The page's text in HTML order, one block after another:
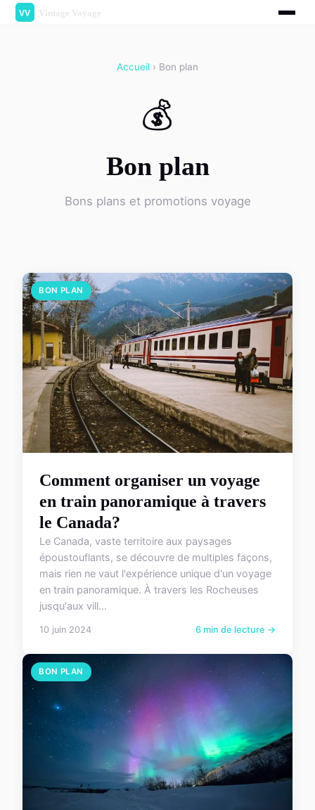
Accueil › Bon plan
💰
Bon plan
Bons plans et promotions voyage
BON PLAN
Comment organiser un voyage
en train panoramique à travers
le Canada?
Le Canada, vaste territoire aux paysages
époustouflants, se découvre de multiples façons,
mais rien ne vaut l'expérience unique d'un voyage
en train panoramique. À travers les Rocheuses
jusqu'aux vill...
10 juin 2024 6 min de lecture →
BON PLAN